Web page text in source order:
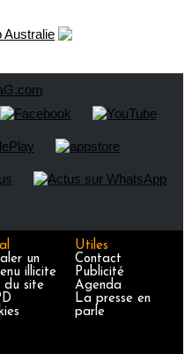
un
illicite
du site
Utiles
Contact
Publicité
Agenda
La presse en
parle